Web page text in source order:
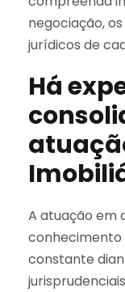
negociação,
jurídicos de
Há
A atuação em
conhecimento
constante